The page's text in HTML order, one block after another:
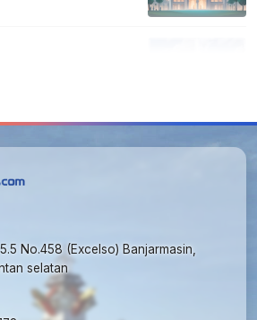
No.458 (Excelso) Banjarmasin,
selatan